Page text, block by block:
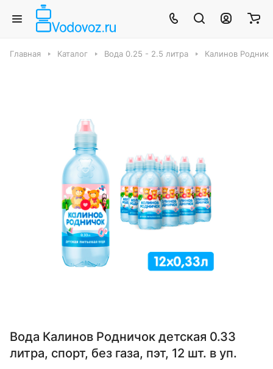
Главная Каталог Вода 0.25 - 2.5 литра Калинов Родник
Вода Калинов Родничок детская 0.33
литра, спорт, без газа, пэт, 12 шт. в уп.